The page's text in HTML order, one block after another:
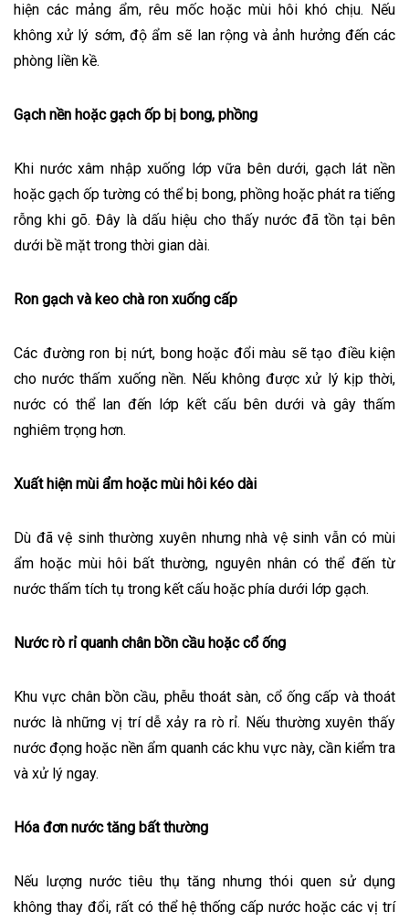
hiện các mảng ẩm, rêu mốc hoặc mùi hôi khó chịu. Nếu
không xử lý sớm, độ ẩm sẽ lan rộng và ảnh hưởng đến các
phòng liền kề.
Gạch nền hoặc gạch ốp bị bong, phồng
Khi nước xâm nhập xuống lớp vữa bên dưới, gạch lát nền
hoặc gạch ốp tường có thể bị bong, phồng hoặc phát ra tiếng
rỗng khi gõ. Đây là dấu hiệu cho thấy nước đã tồn tại bên
dưới bề mặt trong thời gian dài.
Ron gạch và keo chà ron xuống cấp
Các đường ron bị nứt, bong hoặc đổi màu sẽ tạo điều kiện
cho nước thấm xuống nền. Nếu không được xử lý kịp thời,
nước có thể lan đến lớp kết cấu bên dưới và gây thấm
nghiêm trọng hơn.
Xuất hiện mùi ẩm hoặc mùi hôi kéo dài
Dù đã vệ sinh thường xuyên nhưng nhà vệ sinh vẫn có mùi
ẩm hoặc mùi hôi bất thường, nguyên nhân có thể đến từ
nước thấm tích tụ trong kết cấu hoặc phía dưới lớp gạch.
Nước rò rỉ quanh chân bồn cầu hoặc cổ ống
Khu vực chân bồn cầu, phễu thoát sàn, cổ ống cấp và thoát
nước là những vị trí dễ xảy ra rò rỉ. Nếu thường xuyên thấy
nước đọng hoặc nền ẩm quanh các khu vực này, cần kiểm tra
và xử lý ngay.
Hóa đơn nước tăng bất thường
Nếu lượng nước tiêu thụ tăng nhưng thói quen sử dụng
không thay đổi, rất có thể hệ thống cấp nước hoặc các vị trí